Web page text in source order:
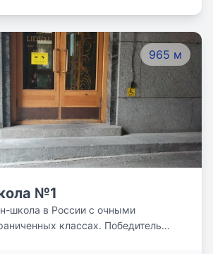
965 м
№1
школа в России с очными
классах. Победитель